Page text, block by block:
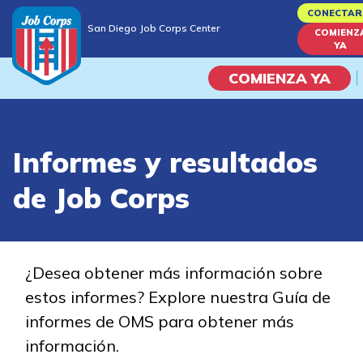
to
content
San Diego Job Corps Center
YA
COMIENZA YA
Vida En El Campus
Habilidades académicas
Estudiar
Programas de
Informes y resultados
de Job Corps
¿Desea obtener más información sobre
estos informes? Explore nuestra Guía de
informes de OMS para obtener más
información.